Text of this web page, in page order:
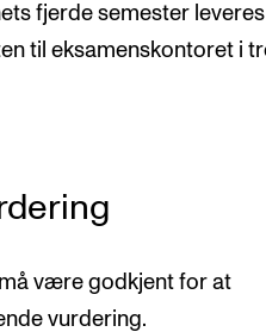
fjerde semester leveres
til eksamenskontoret i
være godkjent for at
vurdering.